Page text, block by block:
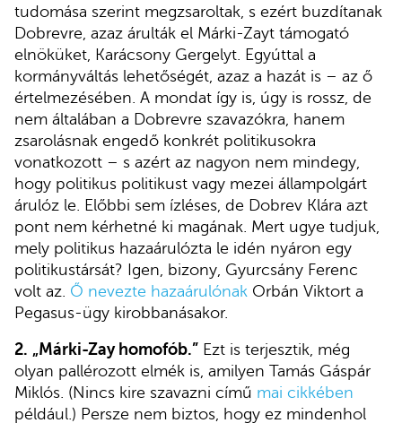
tudomása szerint megzsaroltak, s ezért buzdítanak
Dobrevre, azaz árulták el Márki-Zayt támogató
elnöküket, Karácsony Gergelyt. Egyúttal a
kormányváltás lehetőségét, azaz a hazát is – az ő
értelmezésében. A mondat így is, úgy is rossz, de
nem általában a Dobrevre szavazókra, hanem
zsarolásnak engedő konkrét politikusokra
vonatkozott – s azért az nagyon nem mindegy,
hogy politikus politikust vagy mezei állampolgárt
árulóz le. Előbbi sem ízléses, de Dobrev Klára azt
pont nem kérhetné ki magának. Mert ugye tudjuk,
mely politikus hazaárulózta le idén nyáron egy
politikustársát? Igen, bizony, Gyurcsány Ferenc
volt az. Ő nevezte hazaárulónak Orbán Viktort a
Pegasus-ügy kirobbanásakor.
2. „Márki-Zay homofób.” Ezt is terjesztik, még
olyan pallérozott elmék is, amilyen Tamás Gáspár
Miklós. (Nincs kire szavazni című mai cikkében
például.) Persze nem biztos, hogy ez mindenhol